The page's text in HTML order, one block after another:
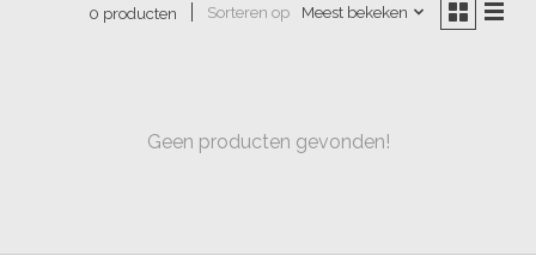
0 producten Sorteren op Meest bekeken
Geen producten gevonden!